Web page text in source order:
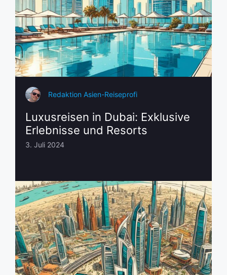
Redaktion Asien-Reiseprofi
Luxusreisen in Dubai: Exklusive
Erlebnisse und Resorts
3. Juli 2024